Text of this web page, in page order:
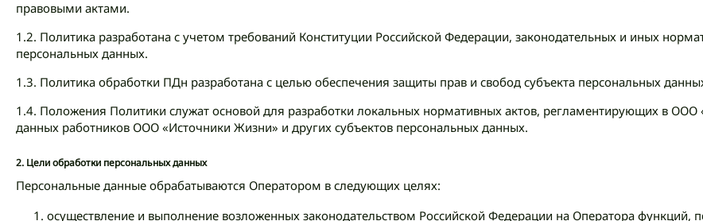
правовыми актами.
1.2. Политика разработана с учетом требований Конституции Российской Федерации, законодательных и иных
персональных данных.
1.3. Политика обработки ПДн разработана с целью обеспечения защиты прав и свобод субъекта персональных
1.4. Положения Политики служат основой для разработки локальных нормативных актов, регламентирующих в
данных работников ООО «Источники Жизни» и других субъектов персональных данных.
2. Цели обработки персональных данных
Персональные данные обрабатываются Оператором в следующих целях:
осуществление и выполнение возложенных законодательством Российской Федерации на Оператора функций,